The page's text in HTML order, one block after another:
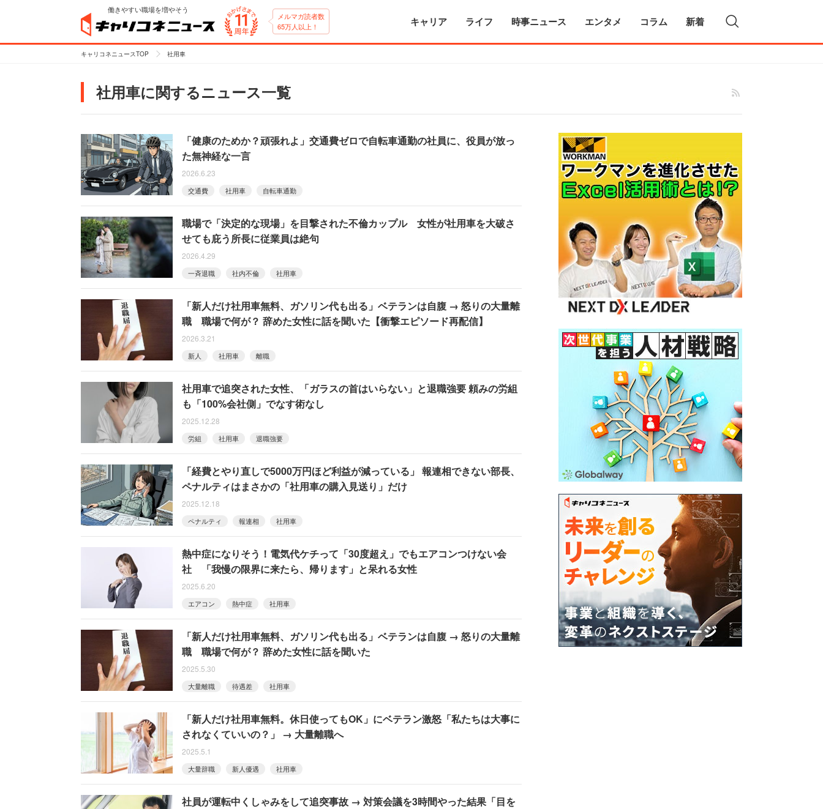
働きやすい職場を増やそう
メルマガ読者数
65万人以上！
キャリア ライフ 時事ニュース エンタメ コラム 新着
キャリコネニュースTOP 社用車
社用車に関するニュース一覧
「健康のためか？頑張れよ」交通費ゼロで自転車通勤の社員に、役員が放っ
た無神経な一言
2026.6.23
交通費 社用車 自転車通勤
職場で「決定的な現場」を目撃された不倫カップル 女性が社用車を大破さ
せても庇う所長に従業員は絶句
2026.4.29
一斉退職 社内不倫 社用車
「新人だけ社用車無料、ガソリン代も出る」ベテランは自腹 → 怒りの大量離
職 職場で何が？ 辞めた女性に話を聞いた【衝撃エピソード再配信】
2026.3.21
新人 社用車 離職
社用車で追突された女性、「ガラスの首はいらない」と退職強要 頼みの労組
も「100%会社側」でなす術なし
2025.12.28
労組 社用車 退職強要
「経費とやり直しで5000万円ほど利益が減っている」 報連相できない部長、
ペナルティはまさかの「社用車の購入見送り」だけ
2025.12.18
ペナルティ 報連相 社用車
熱中症になりそう！電気代ケチって「30度超え」でもエアコンつけない会
社 「我慢の限界に来たら、帰ります」と呆れる女性
2025.6.20
エアコン 熱中症 社用車
「新人だけ社用車無料、ガソリン代も出る」ベテランは自腹 → 怒りの大量離
職 職場で何が？ 辞めた女性に話を聞いた
2025.5.30
大量離職 待遇差 社用車
「新人だけ社用車無料。休日使ってもOK」にベテラン激怒「私たちは大事に
されなくていいの？」 → 大量離職へ
2025.5.1
大量辞職 新人優遇 社用車
社員が運転中くしゃみをして追突事故 → 対策会議を3時間やった結果「目を